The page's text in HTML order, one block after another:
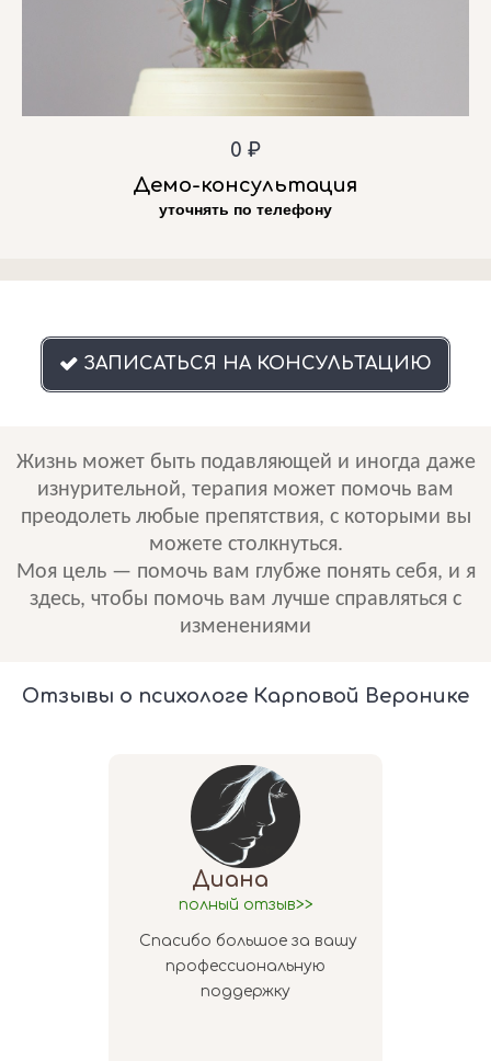
0 ₽
Демо-консультация
уточнять по телефону
ЗАПИСАТЬСЯ НА КОНСУЛЬТАЦИЮ
Жизнь может быть подавляющей и иногда даже
изнурительной, терапия может помочь вам
преодолеть любые препятствия, с которыми вы
можете столкнуться.
Моя цель — помочь вам глубже понять себя, и я
здесь, чтобы помочь вам лучше справляться с
изменениями
Отзывы о психологе Карповой Веронике
Диана
полный отзыв>>
Спасибо большое за вашу
профессиональную
поддержку